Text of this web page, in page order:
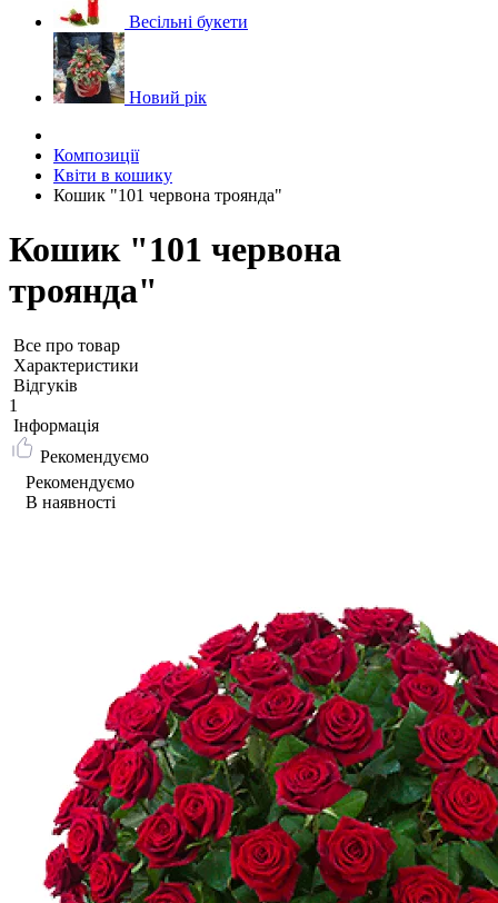
Весільні букети
Новий рік
Композиції
Квіти в кошику
Кошик "101 червона троянда"
Кошик "101 червона
троянда"
Все про товар
Характеристики
Відгуків
1
Iнформація
Рекомендуємо
Рекомендуємо
В наявності